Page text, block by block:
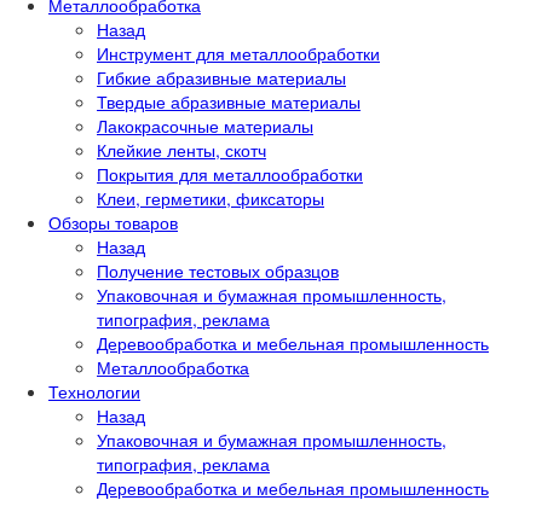
Металлообработка
Назад
Инструмент для металлообработки
Гибкие абразивные материалы
Твердые абразивные материалы
Лакокрасочные материалы
Клейкие ленты, скотч
Покрытия для металлообработки
Клеи, герметики, фиксаторы
Обзоры товаров
Назад
Получение тестовых образцов
Упаковочная и бумажная промышленность,
типография, реклама
Деревообработка и мебельная промышленность
Металлообработка
Технологии
Назад
Упаковочная и бумажная промышленность,
типография, реклама
Деревообработка и мебельная промышленность